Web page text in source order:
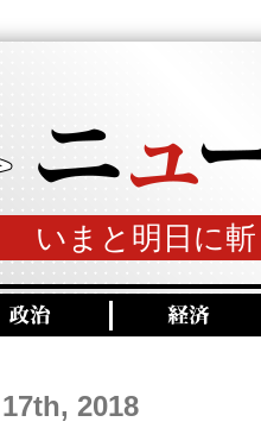
いまと明日に
2018